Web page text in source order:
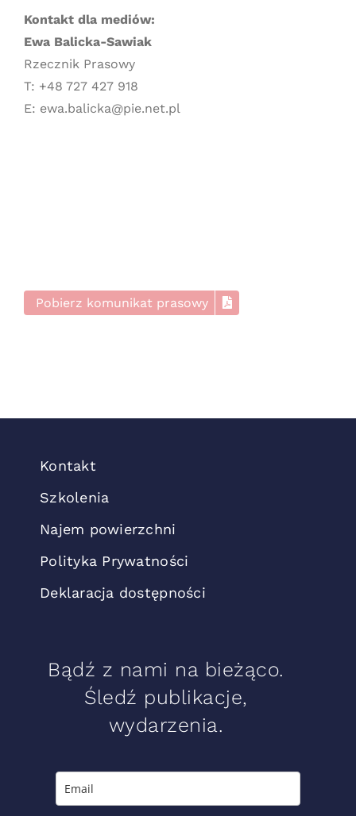
Kontakt dla mediów:
Ewa Balicka-Sawiak
Rzecznik Prasowy
T: +48 727 427 918
E: ewa.balicka@pie.net.pl
Pobierz komunikat prasowy
Kontakt
Szkolenia
Najem powierzchni
Polityka Prywatności
Deklaracja dostępności
Bądź z nami na bieżąco.
Śledź publikacje,
wydarzenia.